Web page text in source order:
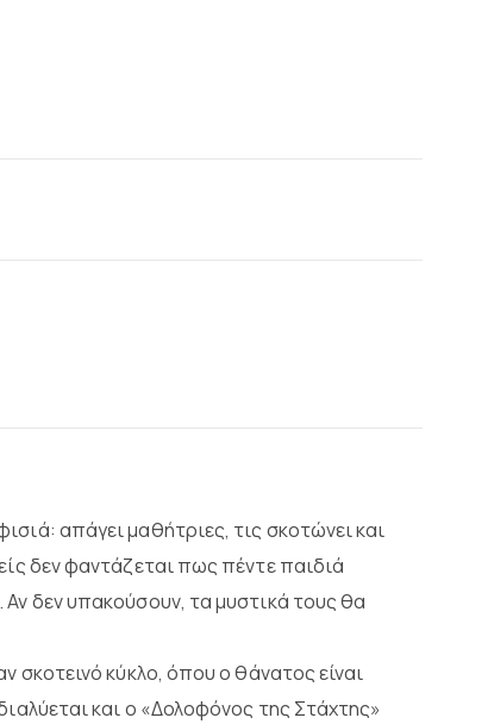
απάγει μαθήτριες, τις σκοτώνει και
δεν φαντάζεται πως πέντε παιδιά
δεν υπακούσουν, τα μυστικά τους θα
σκοτεινό κύκλο, όπου ο θάνατος είναι
και ο «Δολοφόνος της Στάχτης»